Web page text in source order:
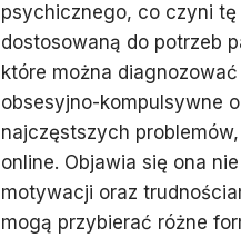
psychicznego, co czyni
dostosowaną do potrzeb
które można
obsesyjno-kompulsywne
najczęstszych
online. Objawia się ona
motywacji oraz
mogą przybierać różne